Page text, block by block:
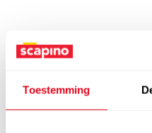
Toestemming